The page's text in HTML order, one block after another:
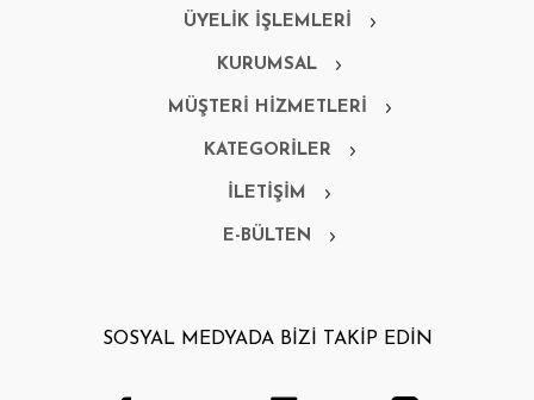
ÜYELİK İŞLEMLERİ
KURUMSAL
MÜŞTERİ HİZMETLERİ
KATEGORİLER
İLETİŞİM
E-BÜLTEN
SOSYAL MEDYADA BİZİ TAKİP EDİN